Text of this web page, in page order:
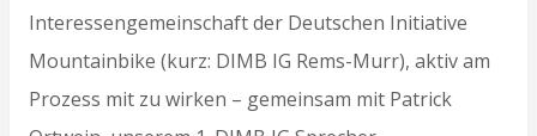
Interessengemeinschaft der Deutschen Initiative
Mountainbike (kurz: DIMB IG Rems-Murr), aktiv am
Prozess mit zu wirken – gemeinsam mit Patrick